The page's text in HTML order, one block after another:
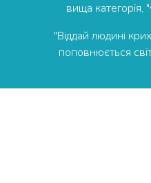
вища категорія,
"Віддай людині
поповнюється